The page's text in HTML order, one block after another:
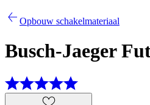
Opbouw schakelmateriaal
Busch-Jaeger